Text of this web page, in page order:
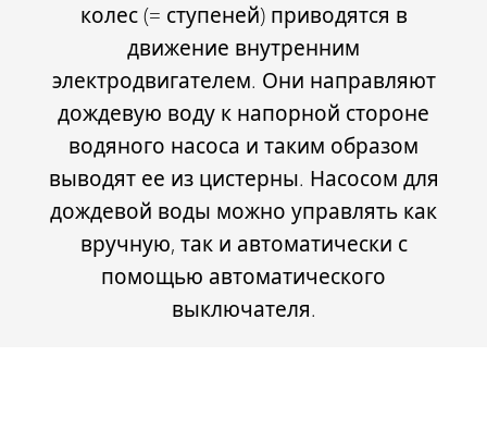
колес (= ступеней) приводятся в
движение внутренним
электродвигателем. Они направляют
дождевую воду к напорной стороне
водяного насоса и таким образом
выводят ее из цистерны. Насосом для
дождевой воды можно управлять как
вручную, так и автоматически с
помощью автоматического
выключателя.